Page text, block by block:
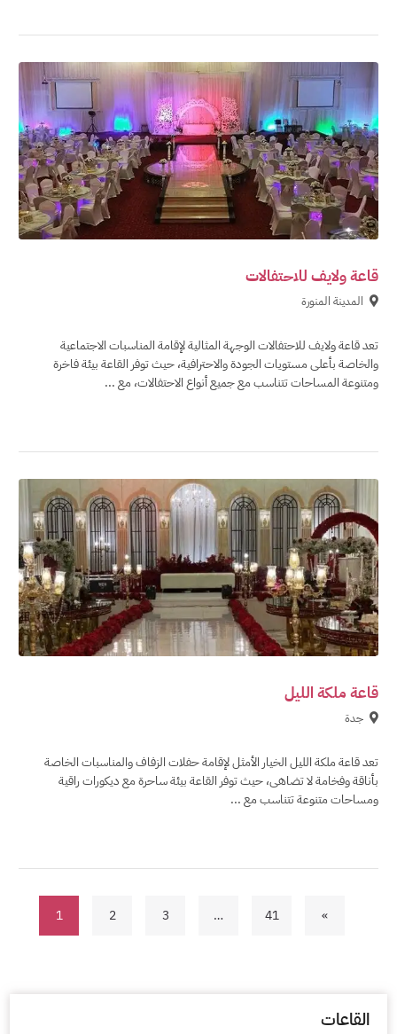
قاعة ولايف للاحتفالات
المدينة المنورة
تعد قاعة ولايف للاحتفالات الوجهة المثالية لإقامة المناسبات الاجتماعية
والخاصة بأعلى مستويات الجودة والاحترافية، حيث توفر القاعة بيئة فاخرة
ومتنوعة المساحات تتناسب مع جميع أنواع الاحتفالات، مع ...
قاعة ملكة الليل
جدة
تعد قاعة ملكة الليل الخيار الأمثل لإقامة حفلات الزفاف والمناسبات الخاصة
بأناقة وفخامة لا تضاهى، حيث توفر القاعة بيئة ساحرة مع ديكورات راقية
ومساحات متنوعة تتناسب مع ...
1 2 3 … 41 »
القاعات